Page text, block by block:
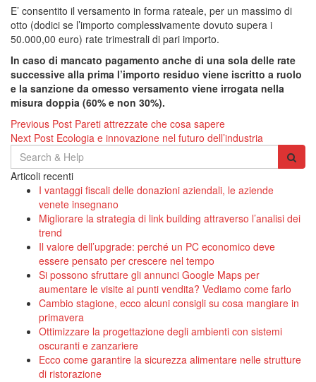
E’ consentito il versamento in forma rateale, per un massimo di
otto (dodici se l’importo complessivamente dovuto supera i
50.000,00 euro) rate trimestrali di pari importo.
In caso di mancato pagamento anche di una sola delle rate
successive alla prima l’importo residuo viene iscritto a ruolo
e la sanzione da omesso versamento viene irrogata nella
misura doppia (60% e non 30%).
Navigazione
articoli
Previous Post Pareti attrezzate che cosa sapere
Next Post Ecologia e innovazione nel futuro dell’industria
Search
for:
Articoli recenti
I vantaggi fiscali delle donazioni aziendali, le aziende
venete insegnano
Migliorare la strategia di link building attraverso l’analisi dei
trend
Il valore dell’upgrade: perché un PC economico deve
essere pensato per crescere nel tempo
Si possono sfruttare gli annunci Google Maps per
aumentare le visite ai punti vendita? Vediamo come farlo
Cambio stagione, ecco alcuni consigli su cosa mangiare in
primavera
Ottimizzare la progettazione degli ambienti con sistemi
oscuranti e zanzariere
Ecco come garantire la sicurezza alimentare nelle strutture
di ristorazione